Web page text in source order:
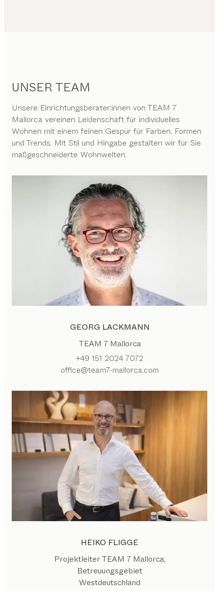
UNSER TEAM
Unsere Einrichtungsberater:innen von TEAM 7
Mallorca vereinen Leidenschaft für individuelles
Wohnen mit einem feinen Gespür für Farben, Formen
und Trends. Mit Stil und Hingabe gestalten wir für Sie
maßgeschneiderte Wohnwelten.
GEORG LACKMANN
TEAM 7 Mallorca
+49 151 2024 7072
office@team7-mallorca.com
HEIKO FLIGGE
Projektleiter TEAM 7 Mallorca,
Betreuungsgebiet
Westdeutschland